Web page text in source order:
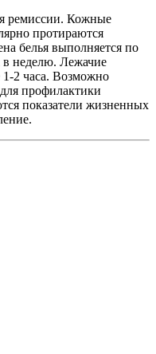
ремиссии. Кожные
протираются
белья выполняется по
в неделю. Лежачие
2 часа. Возможно
профилактики
показатели жизненных